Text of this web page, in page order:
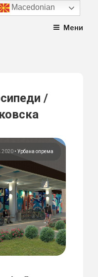
Мени
/
• Урбана опрема
Macedonian